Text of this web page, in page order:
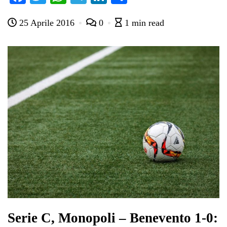
bo
ok
tte
r
ts
A
pp
gr
a
m
ed
In
di
vi
di
25 Aprile 2016 0 1 min read
Serie C, Monopoli – Benevento 1-0: